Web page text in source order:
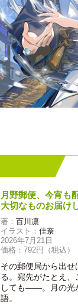
月野郵便、今宵
大切なものお届け
著： 百川凛
イラスト： 佳奈
2026年7月21日
価格：792円（税込）
その郵便局から出
る。宛先がたとえ、
しても――。月の光
語。